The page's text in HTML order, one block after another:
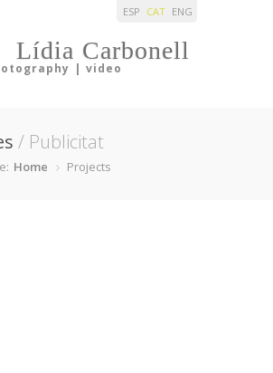
Lídia Carbonell
| video
ESP CAT ENG
/ Publicitat
Home Projects